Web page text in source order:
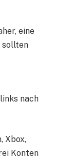
eine
sollten
nach
Xbox,
Konten